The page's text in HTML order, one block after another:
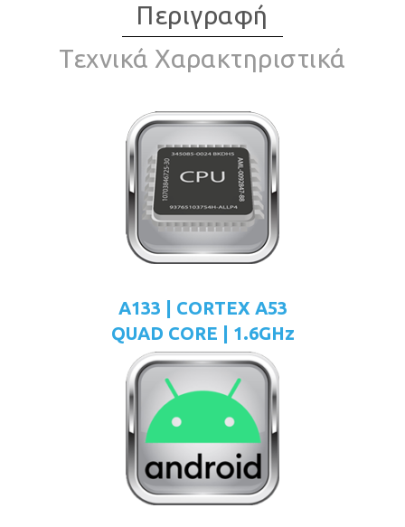
Περιγραφή
Τεχνικά Χαρακτηριστικά
A133 | CORTEX A53
QUAD CORE | 1.6GHz